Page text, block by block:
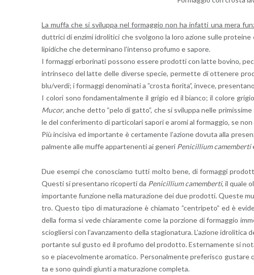
La muffa che si svi­lup­pa nel for­mag­gio non ha in­fat­ti una mera
dut­tri­ci di en­zi­mi idro­li­ti­ci che svol­go­no la loro azio­ne sulle
li­pi­di­che che de­ter­mi­na­no l’in­ten­so pro­fu­mo e sa­po­re.
I for­mag­gi er­bo­ri­na­ti pos­so­no es­se­re pro­dot­ti con latte bo­vi­no,
in­trin­se­co del latte delle di­ver­se spe­cie, per­met­te di ot­te­ne­re
blu/verdi; i for­mag­gi de­no­mi­na­ti a ”cro­sta fio­ri­ta”, in­ve­ce,
I co­lo­ri sono fon­da­men­tal­men­te il gri­gio ed il bian­co; il co­lo­re
Mucor, anche detto ”pelo di gatto”, che si svi­lup­pa nelle
le del con­fe­ri­men­to di par­ti­co­la­ri sa­po­ri e aromi al for­mag­gio, se
Più in­ci­si­va ed im­por­tan­te è cer­ta­men­te l’a­zio­ne do­vu­ta alla
pal­men­te alle muffe ap­par­te­nen­ti ai ge­ne­ri Pe­ni­cil­lium ca­mem­ber­ti
Due esem­pi che co­no­scia­mo tutti molto bene, di for­mag­gi
Que­sti si pre­sen­ta­no ri­co­per­ti da Pe­ni­cil­lium ca­mem­ber­ti, il quale
im­por­tan­te fun­zio­ne nella ma­tu­ra­zio­ne dei due pro­dot­ti. Que­ste
tro. Que­sto tipo di ma­tu­ra­zio­ne è chia­ma­to ”cen­tri­pe­to” ed è
della forma si vede chia­ra­men­te come la por­zio­ne di for­mag­gio
scio­glier­si con l’a­van­za­men­to della sta­gio­na­tu­ra. L’a­zio­ne
por­tan­te sul gusto ed il pro­fu­mo del pro­dot­to. Ester­na­men­te si
so e pia­ce­vol­men­te aro­ma­ti­co. Per­so­nal­men­te pre­fe­ri­sco
ta e sono quin­di giun­ti a ma­tu­ra­zio­ne com­ple­ta.